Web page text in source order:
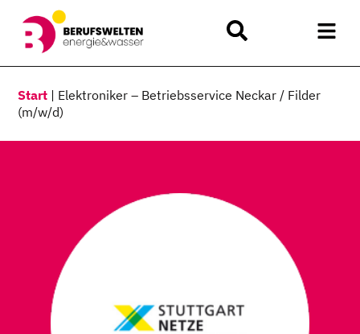
Start | Elektroniker – Betriebsservice Neckar / Filder
(m/w/d)